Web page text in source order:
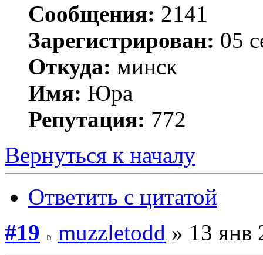
Сообщения: 2141
Зарегистрирован: 05
Откуда: минск
Имя: Юра
Репутация: 772
Вернуться к началу
Ответить с цитатой
#19
muzzletodd » 13 янв